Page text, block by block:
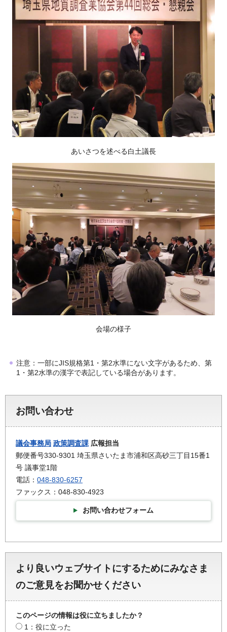
あいさつを述べる白土議長
会場の様子
注意：一部にJIS規格第1・第2水準にない文字があるため、第
1・第2水準の漢字で表記している場合があります。
お問い合わせ
議会事務局 政策調査課 広報担当
郵便番号330-9301 埼玉県さいたま市浦和区高砂三丁目15番1
号 議事堂1階
電話： 048-830-6257
ファックス：048-830-4923
お問い合わせフォーム
より良いウェブサイトにするためにみなさま
のご意見をお聞かせください
このページの情報は役に立ちましたか？
1：役に立った